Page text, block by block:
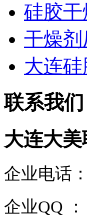
硅胶
干燥剂
大连硅
联系我们
大连大
企业电话 ：
企业QQ ：